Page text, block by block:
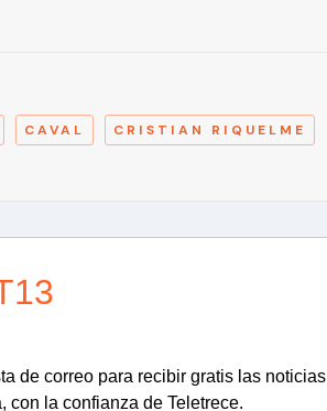
CAVAL CRISTIAN RIQUELME
de correo para recibir gratis las noticias
con la confianza de Teletrece.